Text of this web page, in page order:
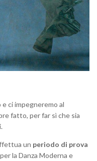
ci impegneremo al
fatto, per far sì che sia
un periodo di prova
la Danza Moderna e